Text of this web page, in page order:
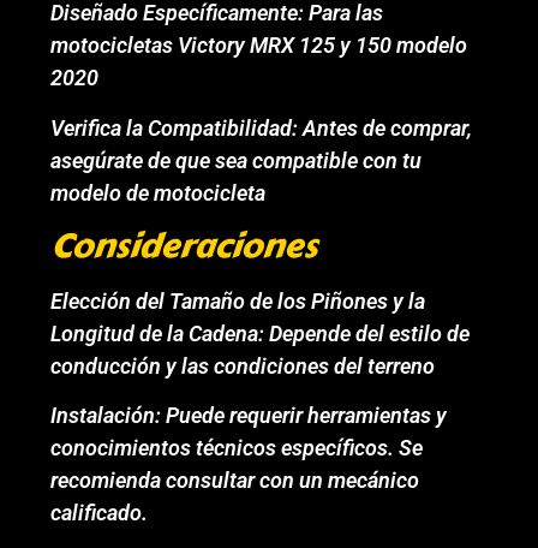
Diseñado Específicamente: Para las
motocicletas Victory MRX 125 y 150 modelo
2020
Verifica la Compatibilidad: Antes de comprar,
asegúrate de que sea compatible con tu
modelo de motocicleta
Consideraciones
Elección del Tamaño de los Piñones y la
Longitud de la Cadena: Depende del estilo de
conducción y las condiciones del terreno
Instalación: Puede requerir herramientas y
conocimientos técnicos específicos. Se
recomienda consultar con un mecánico
calificado.